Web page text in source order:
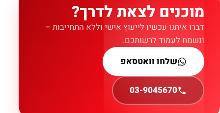
מוכנים לצאת לדרך?
דברו איתנו עכשיו לייעוץ אישי וללא התחייבות –
ונשמח לעמוד לרשותכם.
שלחו וואטסאפ
03-9045670